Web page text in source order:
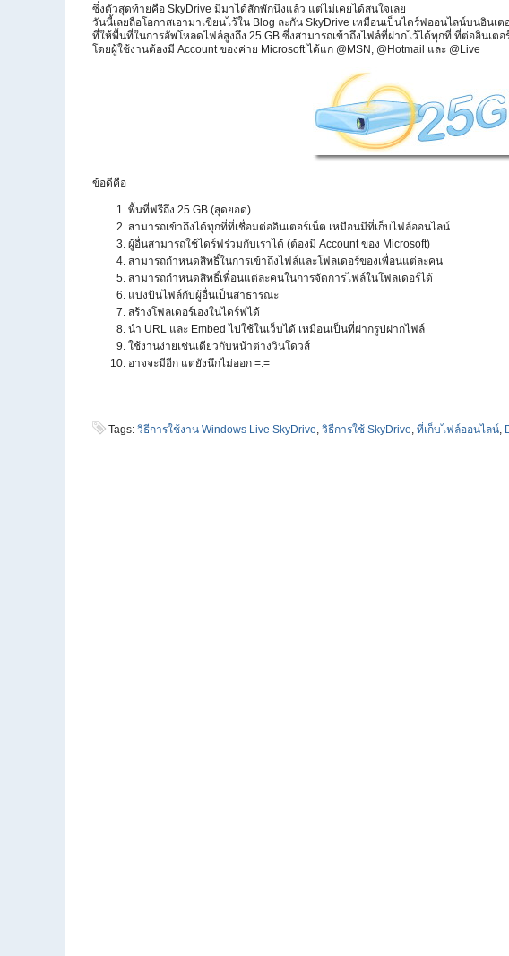
ซึ่งตัวสุดท้ายคือ SkyDrive มีมาได้สักพักนึงแล้ว แต่ไม่เคยได้สนใจเลย
วันนี้เลยถือโอกาสเอามาเขียนไว้ใน Blog ละกัน SkyDrive เหมือนเป็นไดร์ฟออนไลน์บนอินเต
ที่ให้พื้นที่ในการอัพโหลดไฟล์สูงถึง 25 GB ซึ่งสามารถเข้าถึงไฟล์ที่ฝากไว้ได้ทุกที่ ที่ต่ออินเตอ
โดยผู้ใช้งานต้องมี Account ของค่าย Microsoft ได้แก่ @MSN, @Hotmail และ @Live
ข้อดีคือ
พื้นที่ฟรีถึง 25 GB (สุดยอด)
สามารถเข้าถึงได้ทุกที่ที่เชื่อมต่ออินเตอร์เน็ต เหมือนมีที่เก็บไฟล์ออนไลน์
ผู้อื่นสามารถใช้ไดร์ฟร่วมกับเราได้ (ต้องมี Account ของ Microsoft)
สามารถกำหนดสิทธิ์ในการเข้าถึงไฟล์และโฟลเดอร์ของเพื่อนแต่ละคน
สามารถกำหนดสิทธิ์เพื่อนแต่ละคนในการจัดการไฟล์ในโฟลเดอร์ได้
แบ่งปันไฟล์กับผู้อื่นเป็นสาธารณะ
สร้างโฟลเดอร์เองในไดร์ฟได้
นำ URL และ Embed ไปใช้ในเว็บได้ เหมือนเป็นที่ฝากรูปฝากไฟล์
ใช้งานง่ายเช่นเดียวกับหน้าต่างวินโดวส์
อาจจะมีอีก แต่ยังนึกไม่ออก =.=
Tags: วิธีการใช้งาน Windows Live SkyDrive, วิธีการใช้ SkyDrive, ที่เก็บไฟล์ออนไลน์,